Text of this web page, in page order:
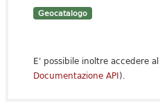
Geocatalogo
E' possibile inoltre accedere
Documentazione API).